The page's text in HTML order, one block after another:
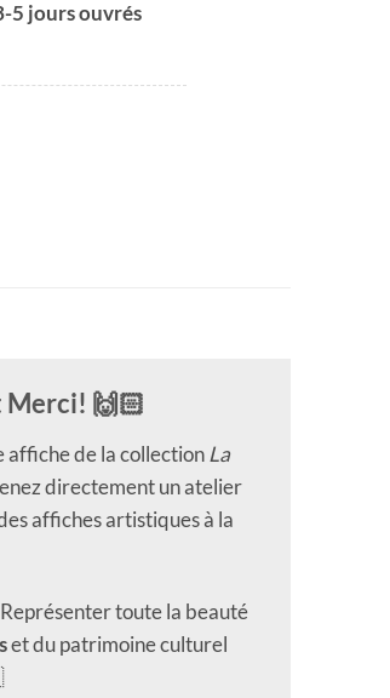
5 jours ouvrés
🙌🏻
affiche de la collection La
directement un atelier
affiches artistiques à la
toute la beauté
et du patrimoine culturel